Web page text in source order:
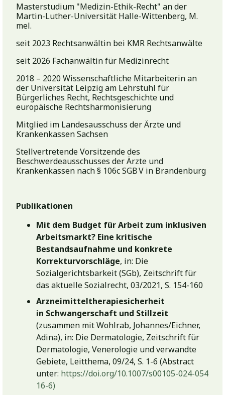
Masterstudium "Medizin-Ethik-Recht" an der
Martin-Luther-Universität Halle-Wittenberg, M.
mel.
seit 2023 Rechtsanwältin bei KMR Rechtsanwälte
seit 2026 Fachanwältin für Medizinrecht
2018 – 2020 Wissenschaftliche Mitarbeiterin an
der Universität Leipzig am Lehrstuhl für
Bürgerliches Recht, Rechtsgeschichte und
europäische Rechtsharmonisierung
Mitglied im Landesausschuss der Ärzte und
Krankenkassen Sachsen
Stellvertretende Vorsitzende des
Beschwerdeausschusses der Ärzte und
Krankenkassen nach § 106c SGB V in Brandenburg
Publikationen
Mit dem Budget für Arbeit zum inklusiven
Arbeitsmarkt? Eine kritische
Bestandsaufnahme und konkrete
Korrekturvorschläge, in: Die
Sozialgerichtsbarkeit (SGb), Zeitschrift für
das aktuelle Sozialrecht, 03/2021, S. 154-160
Arzneimitteltherapiesicherheit
in Schwangerschaft und Stillzeit
(zusammen mit Wohlrab, Johannes/Eichner,
Adina), in: Die Dermatologie, Zeitschrift für
Dermatologie, Venerologie und verwandte
Gebiete, Leitthema, 09/24, S. 1-6 (Abstract
unter: https://doi.org/10.1007/s00105-024-054
16-6)